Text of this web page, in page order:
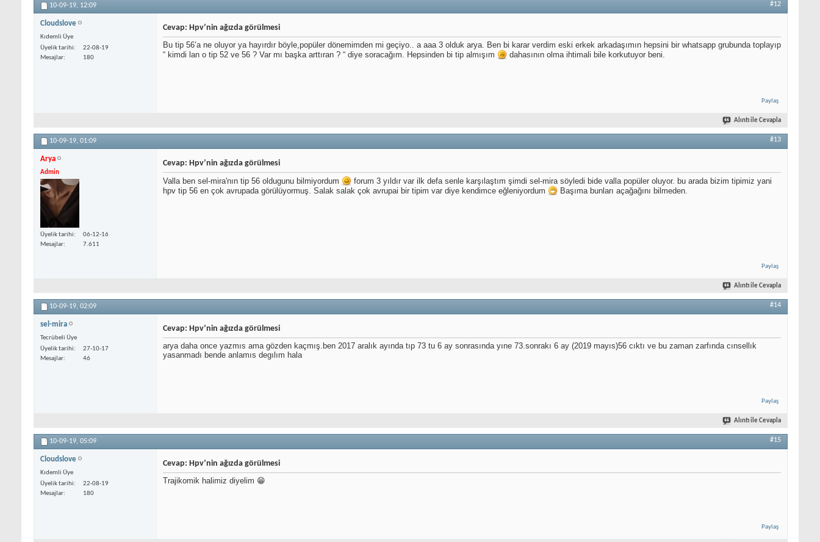
10-09-19, 12:09 #12
Cloudslove
Kıdemli Üye
Üyelik tarihi
22-08-19
Mesajlar
180
Cevap: Hpv’nin ağızda görülmesi
Bu tip 56’a ne oluyor ya hayırdır böyle,popüler dönemimden mi geçiyo.. a aaa 3 olduk arya. Ben bi karar verdim eski erkek arkadaşımın hepsini bir whatsapp grubunda toplayıp
“ kimdi lan o tip 52 ve 56 ? Var mı başka arttıran ? “ diye soracağım. Hepsinden bi tip almışım
dahasının olma ihtimali bile korkutuyor beni.
Paylaş
Alıntı ile Cevapla
10-09-19, 01:09 #13
Arya
Admin
Üyelik tarihi
06-12-16
Mesajlar
7.611
Cevap: Hpv’nin ağızda görülmesi
Valla ben sel-mira'nın tip 56 oldugunu bilmiyordum
forum 3 yıldır var ilk defa senle karşılaştım şimdi sel-mira söyledi bide valla popüler oluyor. bu arada bizim tipimiz yani
hpv tip 56 en çok avrupada görülüyormuş. Salak salak çok avrupai bir tipim var diye kendimce eğleniyordum
Başıma bunları açağağını bilmeden.
Paylaş
Alıntı ile Cevapla
10-09-19, 02:09 #14
sel-mira
Tecrübeli Üye
Üyelik tarihi
27-10-17
Mesajlar
46
Cevap: Hpv’nin ağızda görülmesi
arya daha once yazmıs ama gözden kaçmış.ben 2017 aralık ayında tıp 73 tu 6 ay sonrasında yıne 73.sonrakı 6 ay (2019 mayıs)56 cıktı ve bu zaman zarfında cınsellık
yasanmadı bende anlamıs degılım hala
Paylaş
Alıntı ile Cevapla
10-09-19, 05:09 #15
Cloudslove
Kıdemli Üye
Üyelik tarihi
22-08-19
Mesajlar
180
Cevap: Hpv’nin ağızda görülmesi
Trajikomik halimiz diyelim 😁
Paylaş